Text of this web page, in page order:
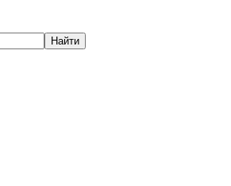
Найти